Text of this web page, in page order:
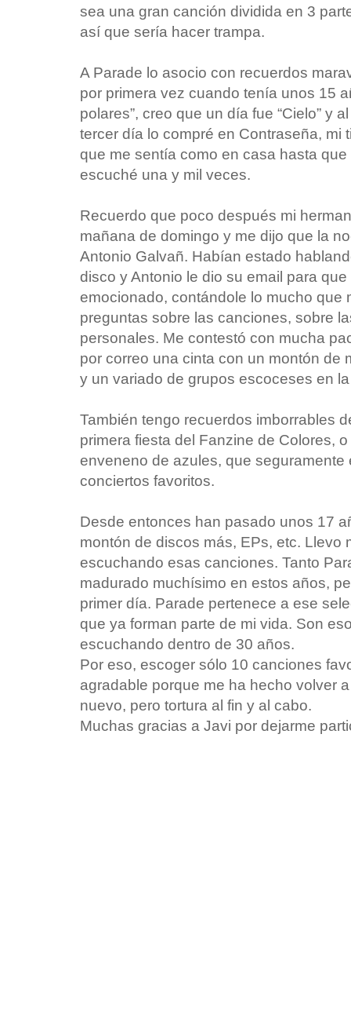
sea una gran canción dividida en 3
así que sería hacer trampa.
A Parade lo asocio con recuerdos
por primera vez cuando tenía unos 15
polares”, creo que un día fue “Cielo” y
tercer día lo compré en Contraseña, mi
que me sentía como en casa hasta
escuché una y mil veces.
Recuerdo que poco después mi
mañana de domingo y me dijo que la
Antonio Galvañ. Habían estado
disco y Antonio le dio su email para
emocionado, contándole lo mucho que
preguntas sobre las canciones, sobre
personales. Me contestó con mucha
por correo una cinta con un montón de
y un variado de grupos escoceses en
También tengo recuerdos imborrables
primera fiesta del Fanzine de Colores,
enveneno de azules, que seguramente
conciertos favoritos.
Desde entonces han pasado unos 17
montón de discos más, EPs, etc. Llevo
escuchando esas canciones. Tanto
madurado muchísimo en estos años,
primer día. Parade pertenece a ese
que ya forman parte de mi vida. Son
escuchando dentro de 30 años.
Por eso, escoger sólo 10 canciones
agradable porque me ha hecho volver
nuevo, pero tortura al fin y al cabo.
Muchas gracias a Javi por dejarme